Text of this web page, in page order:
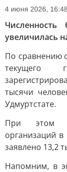
4 июня 2026, 16:48
увеличилась
По сравнению
текущего
тысячи
Удмуртстате.
При этом
организаций
заявлено 13,2
Напомним, в